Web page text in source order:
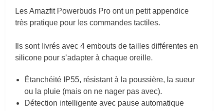
Les Amazfit Powerbuds Pro ont un petit appendice
très pratique pour les commandes tactiles.
Ils sont livrés avec 4 embouts de tailles différentes en
silicone pour s’adapter à chaque oreille.
Étanchéité IP55, résistant à la poussière, la sueur
ou la pluie (mais on ne nager pas avec).
Détection intelligente avec pause automatique